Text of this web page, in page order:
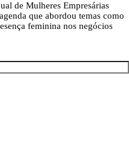
de Mulheres Empresárias
que abordou temas como
feminina nos negócios